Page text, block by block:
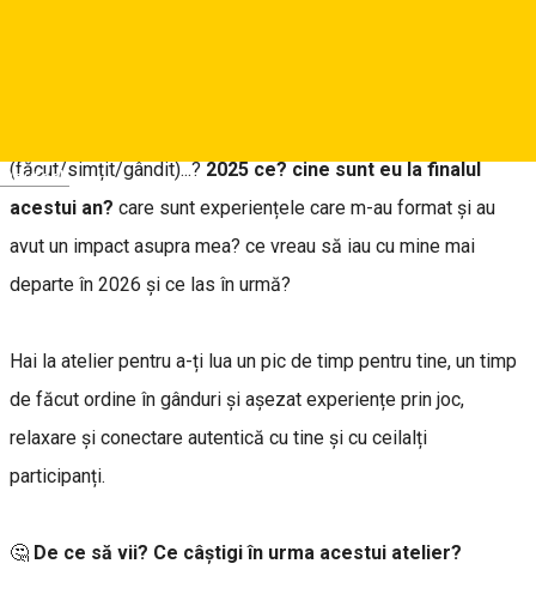
Deutsch
(făcut/simțit/gândit)...?2025 ce? cine sunt eu la finalul
acestui an? care sunt experiențele care m-au format și au
avut un impact asupra mea? ce vreau să iau cu mine mai
departe în 2026 și ce las în urmă?
Hai la atelier pentru a-ți lua un pic de timp pentru tine, un timp
de făcut ordine în gânduri și așezat experiențe prin joc,
relaxare și conectare autentică cu tine și cu ceilalți
participanți.
🤔 De ce să vii? Ce câștigi în urma acestui atelier?